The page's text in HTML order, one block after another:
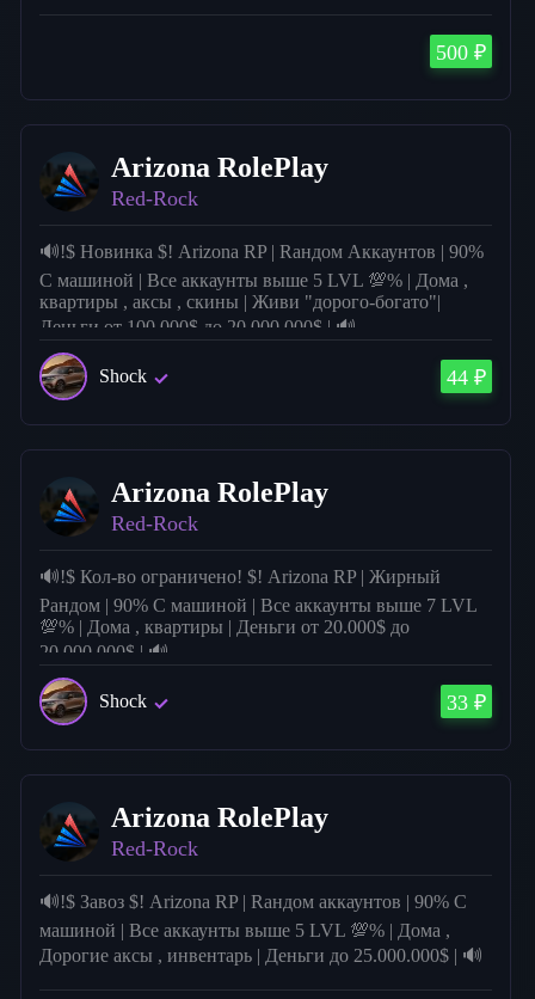
500 ₽
Arizona RolePlay
Red-Rock
🔊!$ Новинка $! Arizona RP | Rандом Aккаунтов | 90%
С машиной | Все аккаунты выше 5 LVL 💯% | Дома ,
квартиры , аксы , скины | Живи "дорого-богато"|
Деньги от 100.000$ до 20.000.000$ | 🔊
Shock 44 ₽
Arizona RolePlay
Red-Rock
🔊!$ Кол-во ограничено! $! Arizona RP | Жирный
Рандом | 90% С машиной | Все аккаунты выше 7 LVL
💯% | Дома , квартиры | Деньги от 20.000$ до
20.000.000$ | 🔊
Shock 33 ₽
Arizona RolePlay
Red-Rock
🔊!$ Завоз $! Arizona RP | Rандом аккаунтов | 90% С
машиной | Все аккаунты выше 5 LVL 💯% | Дома ,
Дорогие аксы , инвентарь | Деньги до 25.000.000$ | 🔊